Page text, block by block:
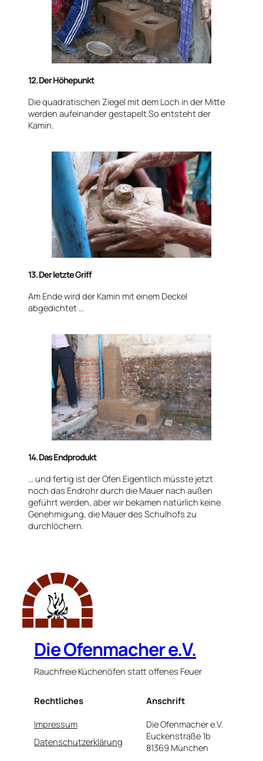
12. Der Höhepunkt
Die quadratischen Ziegel mit dem Loch in der Mitte
werden aufeinander gestapelt.So entsteht der
Kamin.
13. Der letzte Griff
Am Ende wird der Kamin mit einem Deckel
abgedichtet …
14. Das Endprodukt
… und fertig ist der Ofen.Eigentlich müsste jetzt
noch das Endrohr durch die Mauer nach außen
geführt werden, aber wir bekamen natürlich keine
Genehmigung, die Mauer des Schulhofs zu
durchlöchern.
Die Ofenmacher e.V.
Rauchfreie Küchenöfen statt offenes Feuer
Rechtliches
Impressum
Datenschutzerklärung
Anschrift
Die Ofenmacher e.V.
Euckenstraße 1b
81369 München